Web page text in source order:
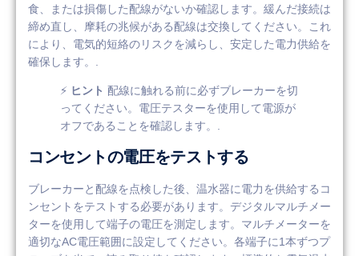
食、または損傷した配線がないか確認します。緩んだ接続は
締め直し、摩耗の兆候がある配線は交換してください。これ
により、電気的短絡のリスクを減らし、安定した電力供給を
確保します。.
⚡ ヒント 配線に触れる前に必ずブレーカーを切
ってください。電圧テスターを使用して電源が
オフであることを確認します。.
コンセントの電圧をテストする
ブレーカーと配線を点検した後、温水器に電力を供給するコ
ンセントをテストする必要があります。デジタルマルチメー
ターを使用して端子の電圧を測定します。マルチメーターを
適切なAC電圧範囲に設定してください。各端子に1本ずつプ